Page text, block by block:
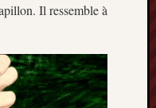
Il ressemble à